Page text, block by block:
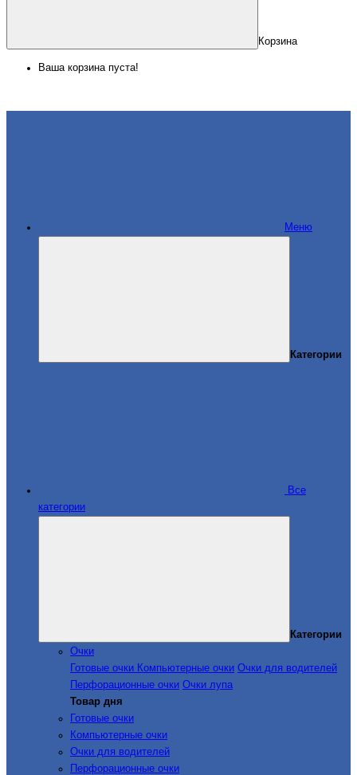
Корзина
Ваша корзина пуста!
Меню
Категории
Все
категории
Категории
Очки
Готовые очки Компьютерные очки Очки для водителей
Перфорационные очки Очки лупа
Товар дня
Готовые очки
Компьютерные очки
Очки для водителей
Перфорационные очки